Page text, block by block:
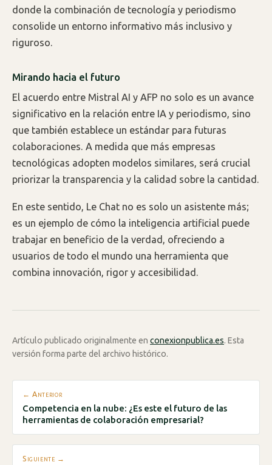
donde la combinación de tecnología y periodismo
consolide un entorno informativo más inclusivo y
riguroso.
Mirando hacia el futuro
El acuerdo entre Mistral AI y AFP no solo es un avance
significativo en la relación entre IA y periodismo, sino
que también establece un estándar para futuras
colaboraciones. A medida que más empresas
tecnológicas adopten modelos similares, será crucial
priorizar la transparencia y la calidad sobre la cantidad.
En este sentido, Le Chat no es solo un asistente más;
es un ejemplo de cómo la inteligencia artificial puede
trabajar en beneficio de la verdad, ofreciendo a
usuarios de todo el mundo una herramienta que
combina innovación, rigor y accesibilidad.
Artículo publicado originalmente en conexionpublica.es. Esta
versión forma parte del archivo histórico.
← Anterior
Competencia en la nube: ¿Es este el futuro de las
herramientas de colaboración empresarial?
Siguiente →